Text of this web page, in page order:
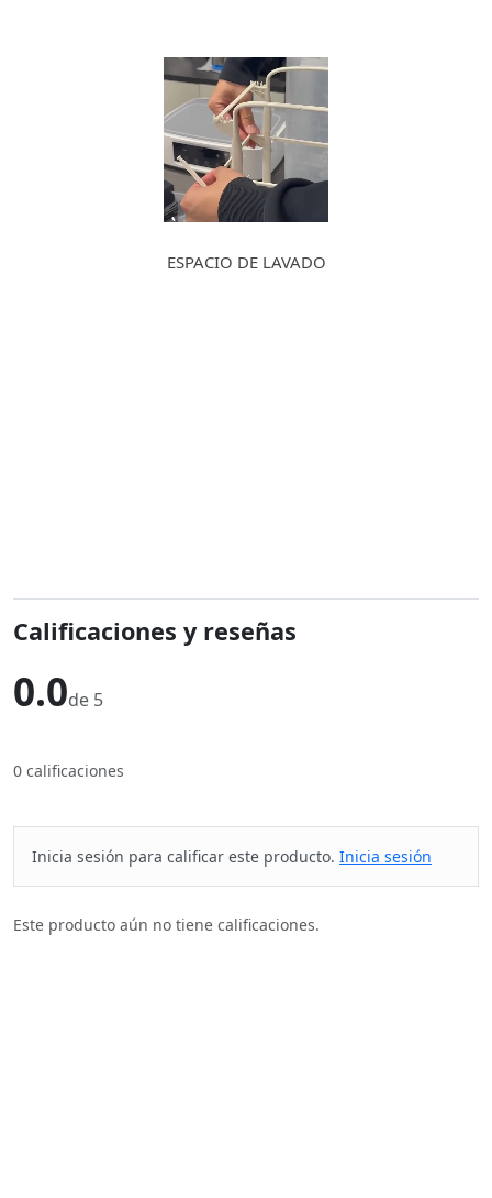
ESPACIO DE LAVADO
Calificaciones y reseñas
0.0de 5
0 calificaciones
Inicia sesión para calificar este producto. Inicia sesión
Este producto aún no tiene calificaciones.